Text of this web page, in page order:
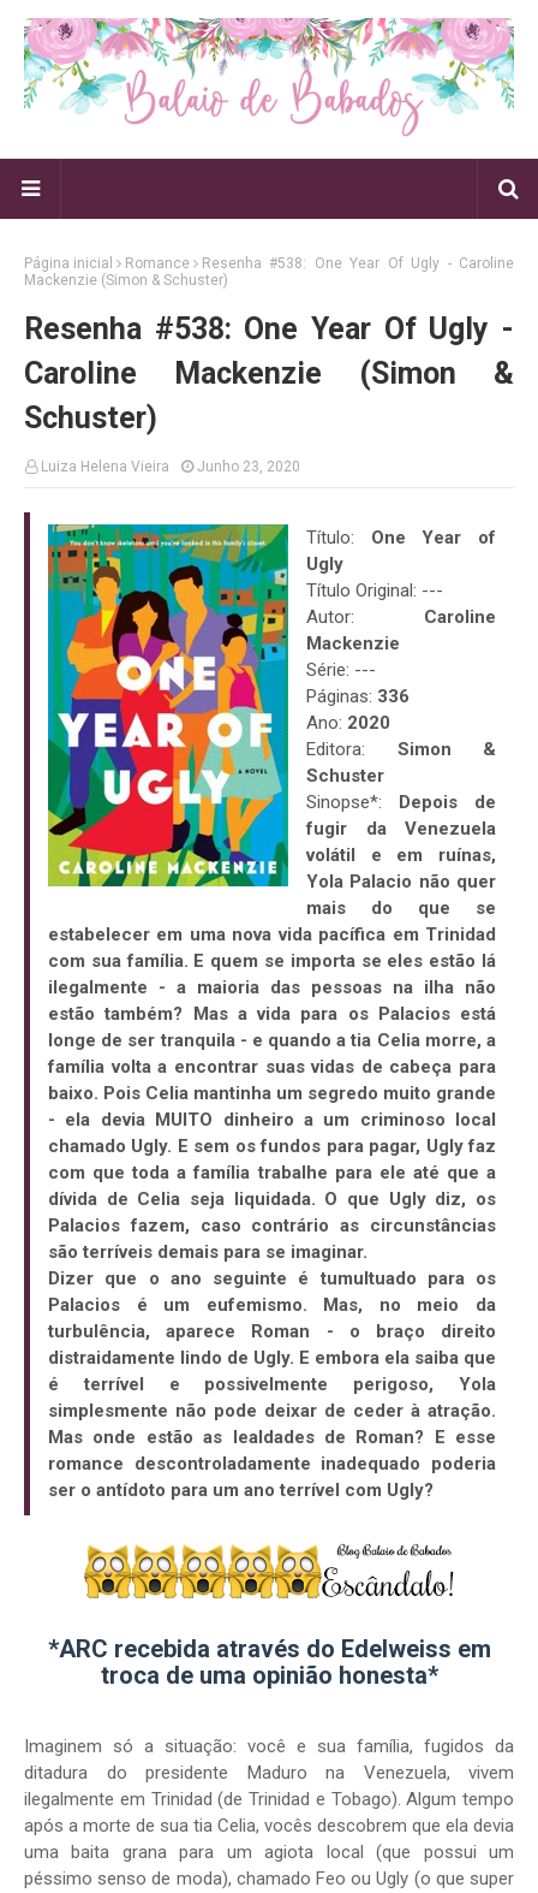
Página inicial Romance
Resenha #538: One Year Of Ugly - Caroline
Mackenzie (Simon & Schuster)
Resenha #538: One Year Of Ugly -
Caroline Mackenzie (Simon &
Schuster)
Luiza Helena Vieira Junho 23, 2020
Título: One Year of
Ugly
Título Original: ---
Autor: Caroline
Mackenzie
Série: ---
Páginas: 336
Ano: 2020
Editora: Simon &
Schuster
Sinopse*:
Depois de
fugir da Venezuela
volátil e em ruínas,
Yola Palacio não quer
mais do que se
estabelecer em uma nova vida pacífica em Trinidad
com sua família. E quem se importa se eles estão lá
ilegalmente - a maioria das pessoas na ilha não
estão também? Mas a vida para os Palacios está
longe de ser tranquila - e quando a tia Celia morre, a
família volta a encontrar suas vidas de cabeça para
baixo. Pois Celia mantinha um segredo muito grande
- ela devia MUITO dinheiro a um criminoso local
chamado Ugly. E sem os fundos para pagar, Ugly faz
com que toda a família trabalhe para ele até que a
dívida de Celia seja liquidada. O que Ugly diz, os
Palacios fazem, caso contrário as circunstâncias
são terríveis demais para se imaginar.
Dizer que o ano seguinte é tumultuado para os
Palacios é um eufemismo. Mas, no meio da
turbulência, aparece Roman - o braço direito
distraidamente lindo de Ugly. E embora ela saiba que
é terrível e possivelmente perigoso, Yola
simplesmente não pode deixar de ceder à atração.
Mas onde estão as lealdades de Roman? E esse
romance descontroladamente inadequado poderia
ser o antídoto para um ano terrível com Ugly?
*ARC recebida através do Edelweiss em
troca de uma opinião honesta*
Imaginem só a situação: você e sua família, fugidos da
ditadura do presidente Maduro na Venezuela, vivem
ilegalmente em Trinidad (de Trinidad e Tobago). Algum tempo
após a morte de sua tia Celia, vocês descobrem que ela devia
uma baita grana para um agiota local (que possui um
péssimo senso de moda), chamado Feo ou Ugly (o que super